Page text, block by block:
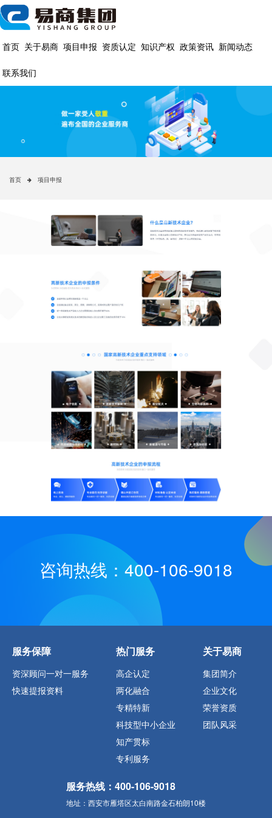
首页 关于易商 项目申报 资质认定 知识产权 政策资讯 新闻动态
联系我们
首页 项目申报
咨询热线：400-106-9018
服务保障
资深顾问一对一服务
快速提报资料
热门服务
高企认定
两化融合
专精特新
科技型中小企业
知产贯标
专利服务
关于易商
集团简介
企业文化
荣誉资质
团队风采
服务热线：400-106-9018
地址：西安市雁塔区太白南路金石柏朗10楼